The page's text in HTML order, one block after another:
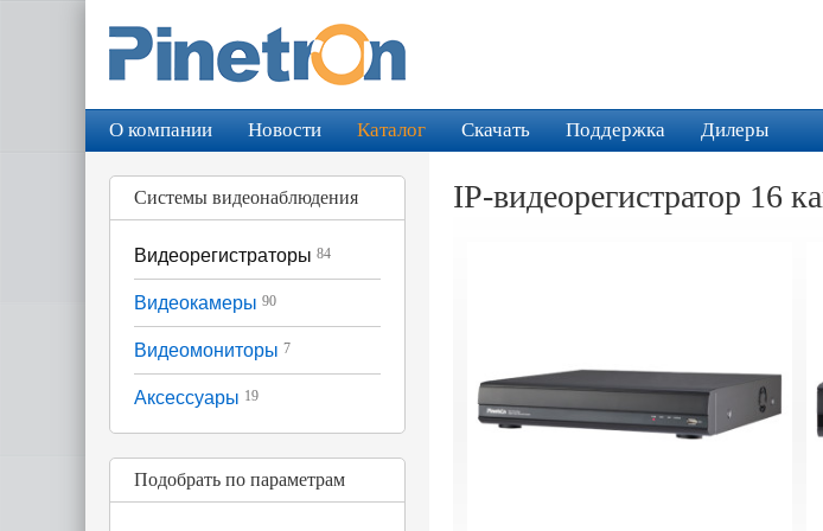
О компании Новости Каталог Скачать Поддержка Дилеры
Системы видеонаблюдения
Видеорегистраторы 84
Видеокамеры 90
Видеомониторы 7
Аксессуары 19
Подобрать по параметрам
IP-видеорегистратор 16